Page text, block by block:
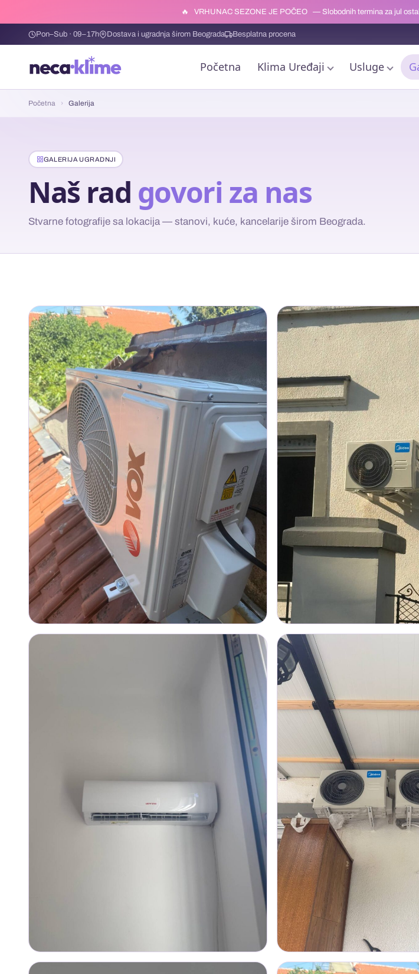
🔥 VRHUNAC SEZONE JE POČEO — Slobodnih termina za jul
Pon–Sub · 09–17h Dostava i ugradnja širom Beograda Besplatna procena
Početna Klima Uređaji Usluge
Početna › Galerija
GALERIJA UGRADNJI
Naš rad govori za nas
Stvarne fotografije sa lokacija — stanovi, kuće, kancelarije širom Beograda.